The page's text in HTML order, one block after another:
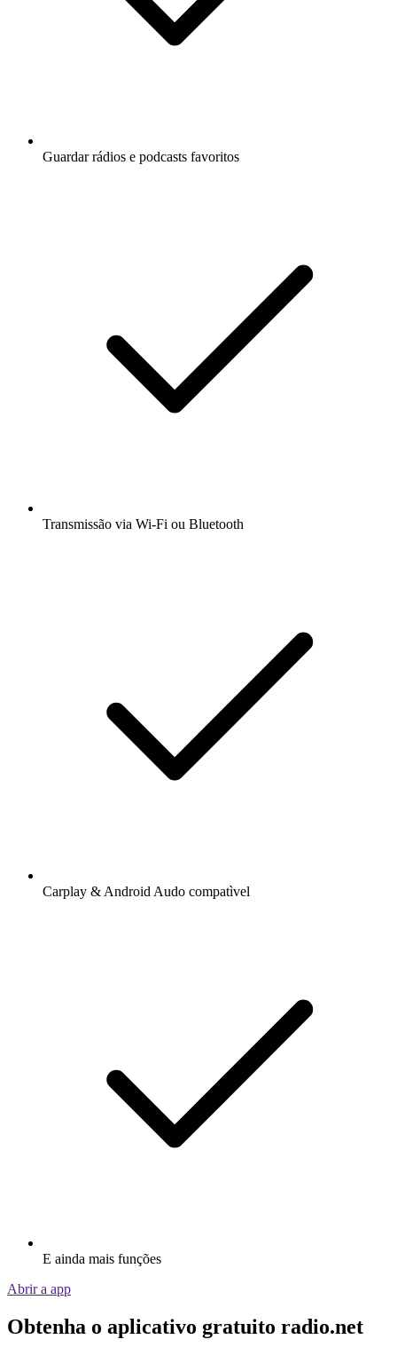
Guardar rádios e podcasts favoritos
Transmissão via Wi-Fi ou Bluetooth
Carplay & Android Audo compatìvel
E ainda mais funções
Abrir a app
Obtenha o aplicativo gratuito radio.net